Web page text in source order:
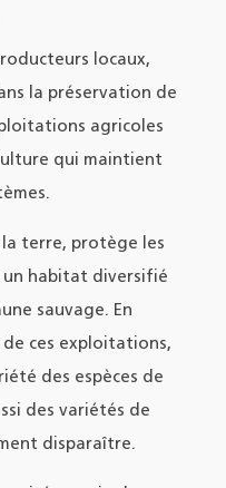
locaux,
la préservation de
agricoles
qui maintient
terre, protège les
un habitat diversifié
sauvage. En
ces exploitations,
des espèces de
des variétés de
disparaître.